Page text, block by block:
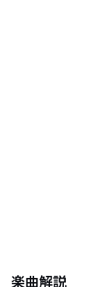
楽曲解説